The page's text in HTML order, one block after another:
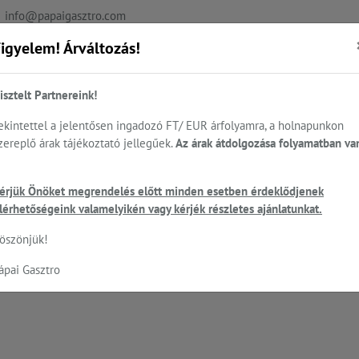
info@papaigasztro.com
REFERENCIÁK AKTUÁLIS
Sütés - főzés Cukrászat... Mosogatás
STUDIO54; Tecnodom
15T - sokkoló hűtő-
Árváltozás!
Partnereink!
a jelentősen ingadozó FT/ EUR árfolyamra, a holnapunkon
árak tájékoztató jellegűek. Az árak átdolgozása folyamatban
Önöket megrendelés előtt minden esetben érdeklődjenek
valamelyikén vagy kérjék részletes ajánlatunkat.
Gasztro